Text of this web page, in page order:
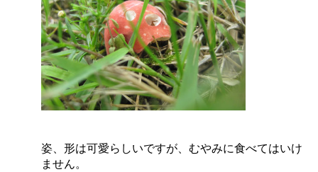
姿、形は可愛らしいですが、むやみに食べてはいけ
ません。